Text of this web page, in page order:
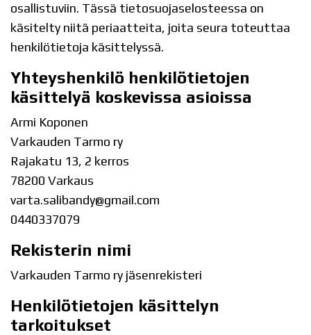
osallistuviin. Tässä tietosuojaselosteessa on
käsitelty niitä periaatteita, joita seura toteuttaa
henkilötietoja käsittelyssä.
Yhteyshenkilö henkilötietojen
käsittelyä koskevissa asioissa
Armi Koponen
Varkauden Tarmo ry
Rajakatu 13, 2 kerros
78200 Varkaus
varta.salibandy@gmail.com
0440337079
Rekisterin nimi
Varkauden Tarmo ry jäsenrekisteri
Henkilötietojen käsittelyn
tarkoitukset